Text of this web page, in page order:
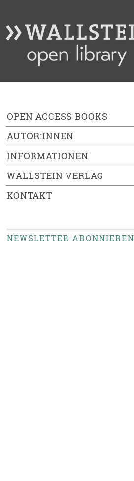
OPEN ACCESS BOOKS
AUTOR:INNEN
INFORMATIONEN
WALLSTEIN VERLAG
KONTAKT
NEWSLETTER ABONNIEREN